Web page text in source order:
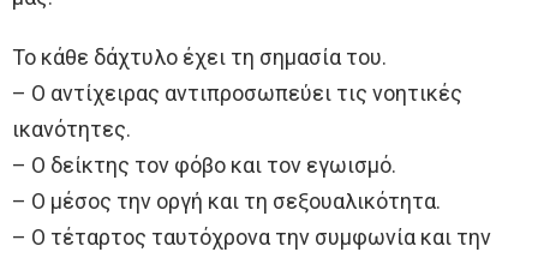
Το κάθε δάχτυλο έχει τη σημασία του.
– Ο αντίχειρας αντιπροσωπεύει τις νοητικές
ικανότητες.
– Ο δείκτης τον φόβο και τον εγωισμό.
– Ο μέσος την οργή και τη σεξουαλικότητα.
– Ο τέταρτος ταυτόχρονα την συμφωνία και την